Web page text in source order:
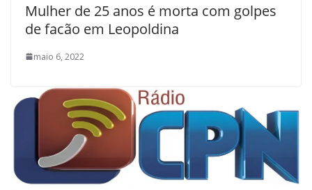
Mulher de 25 anos é morta com golpes
de facão em Leopoldina
maio 6, 2022